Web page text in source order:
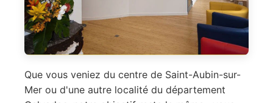
Que vous veniez du centre de Saint-Aubin-sur-
Mer ou d'une autre localité du département